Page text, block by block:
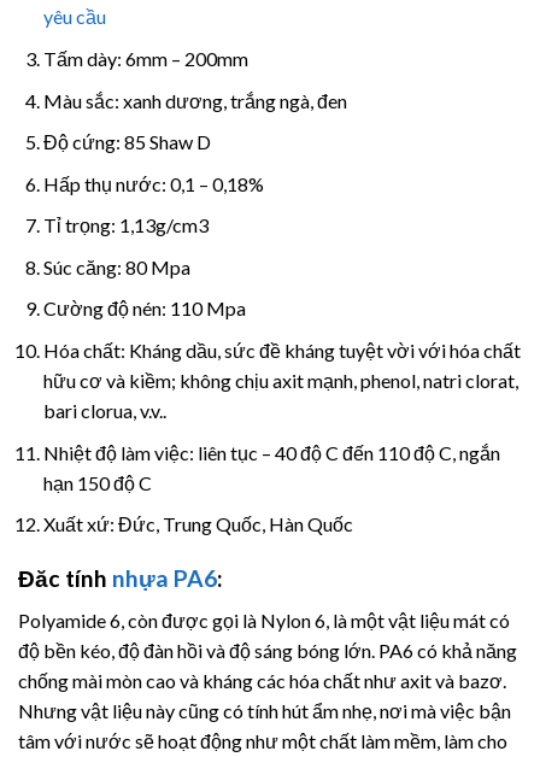
yêu cầu
Tấm dày: 6mm – 200mm
Màu sắc: xanh dương, trắng ngà, đen
Độ cứng: 85 Shaw D
Hấp thụ nước: 0,1 – 0,18%
Tỉ trọng: 1,13g/cm3
Súc căng: 80 Mpa
Cường độ nén: 110 Mpa
Hóa chất: Kháng dầu, sức đề kháng tuyệt vời với hóa chất
hữu cơ và kiềm; không chịu axit mạnh, phenol, natri clorat,
bari clorua, v.v..
Nhiệt độ làm việc: liên tục – 40 độ C đến 110 độ C, ngắn
hạn 150 độ C
Xuất xứ: Đức, Trung Quốc, Hàn Quốc
Đăc tính nhựa PA6:
Polyamide 6, còn được gọi là Nylon 6, là một vật liệu mát có
độ bền kéo, độ đàn hồi và độ sáng bóng lớn. PA6 có khả năng
chống mài mòn cao và kháng các hóa chất như axit và bazơ.
Nhưng vật liệu này cũng có tính hút ẩm nhẹ, nơi mà việc bận
tâm với nước sẽ hoạt động như một chất làm mềm, làm cho